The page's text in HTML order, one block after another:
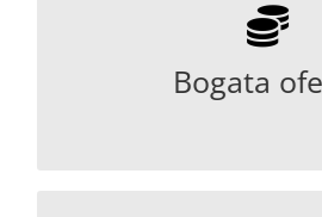
Bogata
autoryzowanym
firmy SAIT Abrasivi.
ścierne przeznaczone do
branży.